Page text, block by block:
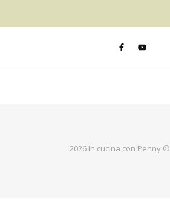
2026 In cucina con Penny ©